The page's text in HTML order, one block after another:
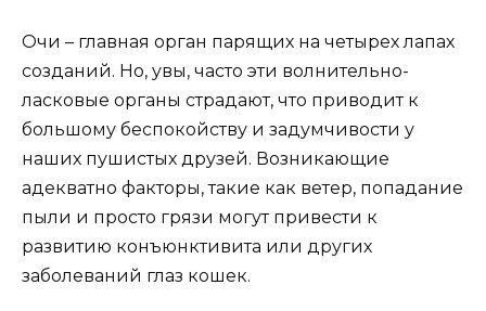
Очи – главная орган парящих на четырех лапах
созданий. Но, увы, часто эти волнительно-
ласковые органы страдают, что приводит к
большому беспокойству и задумчивости у
наших пушистых друзей. Возникающие
адекватно факторы, такие как ветер, попадание
пыли и просто грязи могут привести к
развитию конъюнктивита или других
заболеваний глаз кошек.